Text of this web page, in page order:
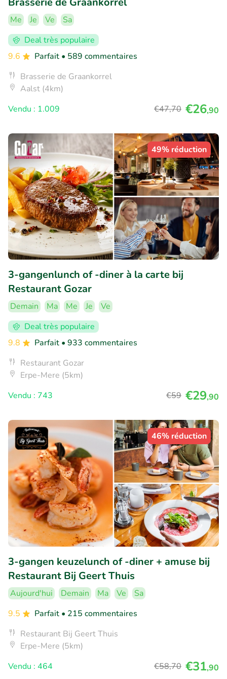
Me Je Ve
Sa
Deal très populaire
9.6
Parfait • 589 commentaires
Brasserie de Graankorrel
Aalst (4km)
Vendu : 1.009
€47,70 €26,90
49% réduction
3-gangenlunch of -diner à la carte bij
Restaurant Gozar
Demain Ma Me Je
Ve
Deal très populaire
9.8
Parfait • 933 commentaires
Restaurant Gozar
Erpe-Mere (5km)
Vendu : 743
€59 €29,90
46% réduction
3-gangen keuzelunch of -diner + amuse bij
Restaurant Bij Geert Thuis
Aujourd'hui Demain Ma Ve
Sa
9.5
Parfait • 215 commentaires
Restaurant Bij Geert Thuis
Erpe-Mere (5km)
Vendu : 464
€58,70 €31,90